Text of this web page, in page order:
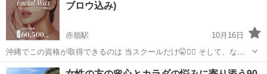
ブロウ込み)
赤嶺駅
10月16日
沖縄でこの資格が取得できるのは 当スクールだけ🤫❤️‍🔥 そして、なん
と！！ 同時に学んで✨同時に資格取得✨ できちゃいます。 美容資格が
沖縄 那覇市 赤嶺駅 その他 フェイシャル